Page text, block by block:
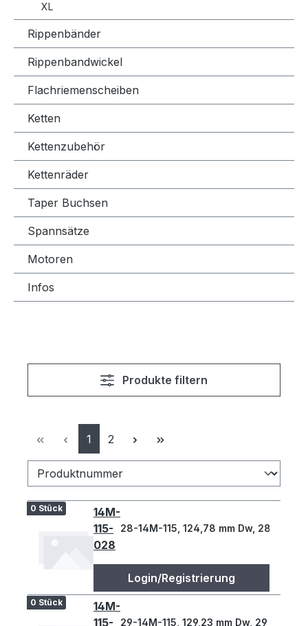
XL
Rippenbänder
Rippenbandwickel
Flachriemenscheiben
Ketten
Kettenzubehör
Kettenräder
Taper Buchsen
Spannsätze
Motoren
Infos
Produkte filtern
Seite
1 Seite
2
0 Stück
14M-
115-
028
28-14M-115, 124,78 mm Dw, 28 Z., 14 T
Login/Registrierung
0 Stück
14M-
115-
29-14M-115, 129,23 mm Dw, 29 Z., 14 T